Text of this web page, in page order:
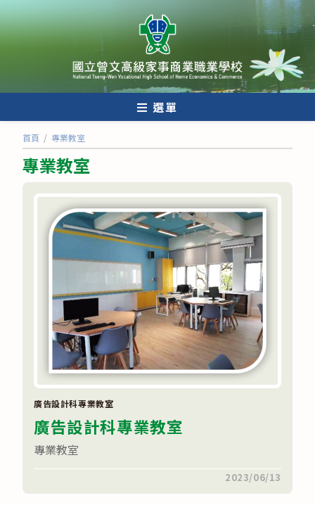
跳
轉
至
內
選單
專業教室
首頁 / 專業教室
廣告設計科專業教室
廣告設計科專業教室
專業教室
告
2023/06/13